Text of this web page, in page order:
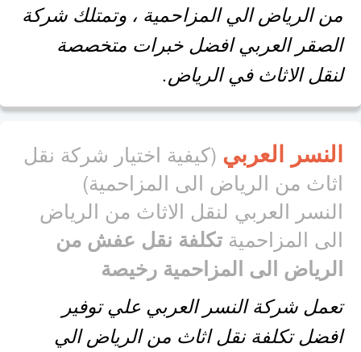
من الرياض الي المزاحمية ، وتمتلك شركة
الصقر العربي افضل خبرات متخصصة
لنقل الاثاث في الرياض.
النسر العربي (كيفية اختيار شركة نقل
اثاث من الرياض الى المزاحمية)
النسر العربي لنقل الاثاث من الرياض
الى المزاحميةتكلفة نقل عفش من
الرياض الى المزاحمية رخيصة
تعمل شركة النسر العربي علي توفير
افضل تكلفة نقل اثاث من الرياض الي